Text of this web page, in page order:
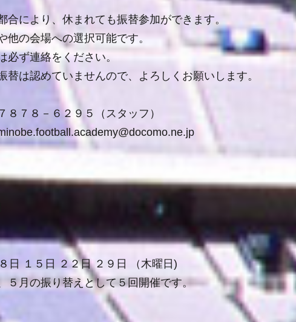
合により、休まれても振替参加ができます。
他の会場への選択可能です。
必ず連絡をください。
替は認めていませんので、よろしくお願いします。
８７８－６２９５（スタッフ）
８ 日 １５ 日 ２２日 ２９日 （木曜日 )
５月の振り替えとして５回開催です。